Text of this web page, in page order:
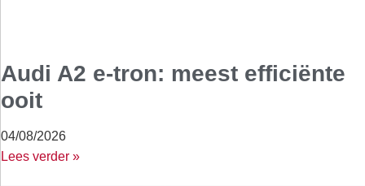
Audi A2 e-tron: meest efficiënte
ooit
04/08/2026
Lees verder »